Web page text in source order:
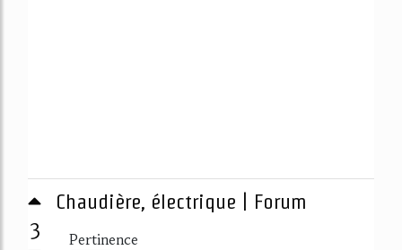
3
Chaudière, électrique | Forum
Pertinence